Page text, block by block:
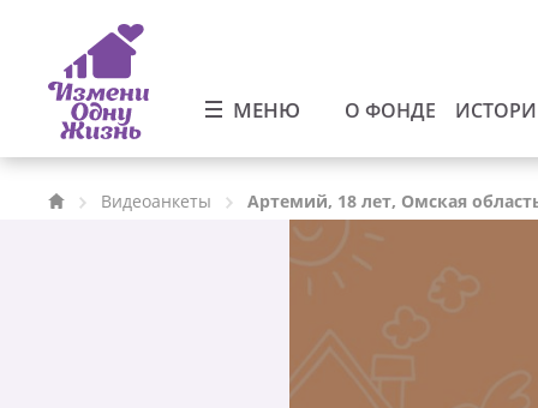
МЕНЮ О ФОНДЕ
Видеоанкеты Артемий, 18 лет, Омская